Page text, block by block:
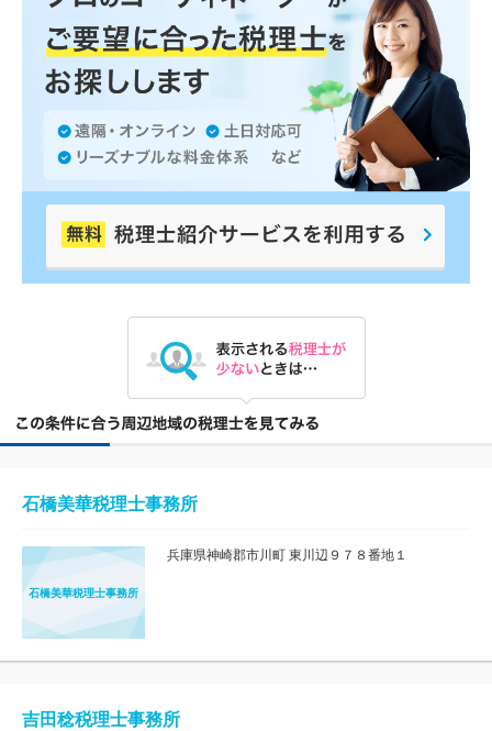
石橋美華税理士事務所
石橋美華税理士事務所
兵庫県神崎郡市川町 東川辺９７８番地１
吉田稔税理士事務所